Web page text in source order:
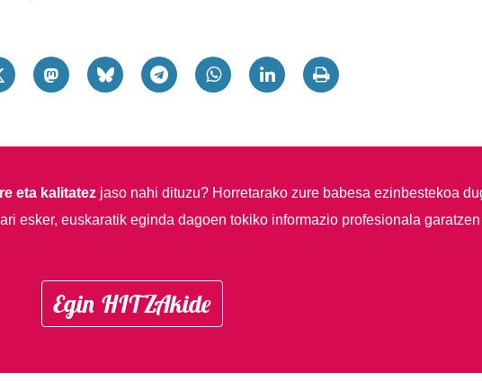
eta kalitatezjaso nahi dituzu? Horretarako zure babesa ezinbestekoa
esker, euskaratik eginda dagoen tokiko informazio profesionala garatzen
Egin HITZAkide